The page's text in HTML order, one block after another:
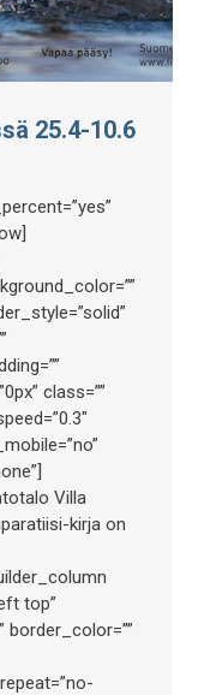
25.4-10.6
class=””
Villa
kirja on
top”
border_color=””